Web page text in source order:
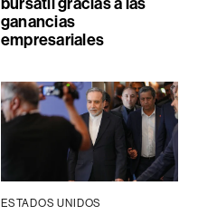
ganancias
empresariales
ESTADOS UNIDOS